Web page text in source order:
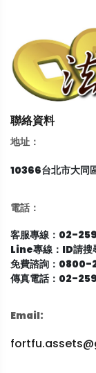
聯絡資料
地址：
10366台北市大同
電話：
客服專線：02-
Line專線：ID請
免費諮詢：
傳真電話：02-
Email: